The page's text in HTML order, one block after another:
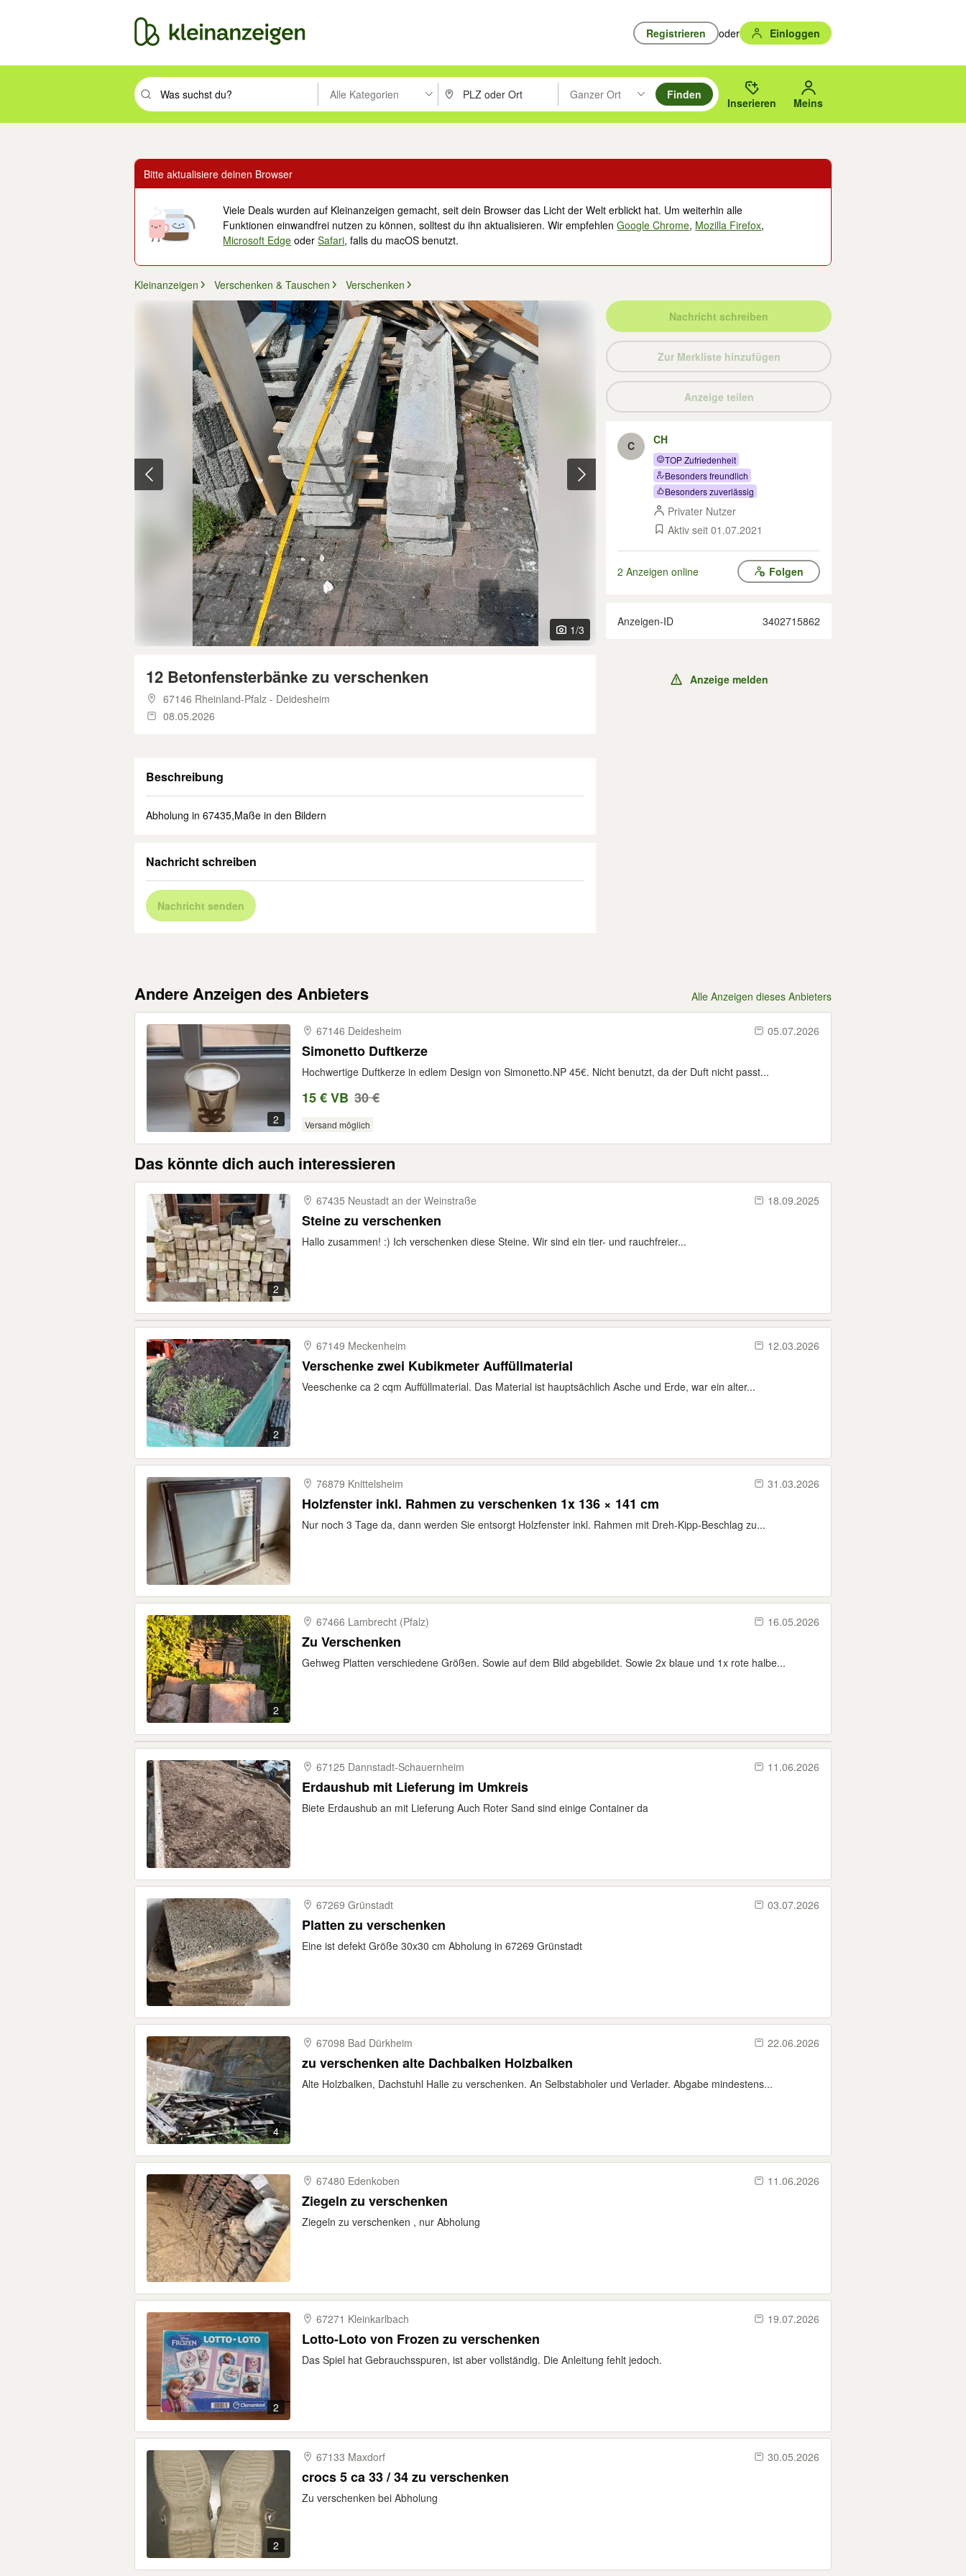
Registrieren oder Einloggen
Suchbegriff eingeben. Eingabetaste drücken um zu suchen, oder Vorschläge mit den Pfeiltasten nach oben/unten durchsuchen und mit Eingabetaste auswählen.
Alle Kategorien PLZ oder Ort eingeben. Eingabetaste drücken um zu suchen, oder Vorschläge mit den Pfeiltasten nach oben/
Ganzer Ort
Suche im Umkreis des gewählten Orts oder PLZ.
Finden
Inserieren Meins
Bitte aktualisiere deinen Browser
Viele Deals wurden auf Kleinanzeigen gemacht, seit dein Browser das Licht der Welt erblickt hat. Um weiterhin alle
Funktionen einwandfrei nutzen zu können, solltest du ihn aktualisieren. Wir empfehlenGoogle Chrome, Mozilla Firefox,
Microsoft Edge oderSafari, falls du macOS benutzt.
Kleinanzeigen Verschenken & Tauschen Verschenken
1/3
12 Betonfensterbänke zu verschenken
67146 Rheinland-Pfalz - Deidesheim
08.05.2026
Beschreibung
Abholung in 67435,Maße in den Bildern
Nachricht schreiben
Nachricht senden
Nachricht schreiben
Zur Merkliste hinzufügen
Anzeige teilen
C CH
TOP Zufriedenheit
Besonders freundlich
Besonders zuverlässig
Privater Nutzer
Aktiv seit 01.07.2021
2 Anzeigen online Folgen
Anzeigen-ID 3402715862
Anzeige melden
Andere Anzeigen des Anbieters Alle Anzeigen dieses Anbieters
2
67146 Deidesheim 05.07.2026
Simonetto Duftkerze
Hochwertige Duftkerze in edlem Design von Simonetto.NP 45€. Nicht benutzt, da der Duft nicht passt...
15 € VB 30 €
Versand möglich
Das könnte dich auch interessieren
2
67435 Neustadt an der Weinstraße 18.09.2025
Steine zu verschenken
Hallo zusammen! :) Ich verschenken diese Steine. Wir sind ein tier- und rauchfreier...
2
67149 Meckenheim 12.03.2026
Verschenke zwei Kubikmeter Auffüllmaterial
Veeschenke ca 2 cqm Auffüllmaterial. Das Material ist hauptsächlich Asche und Erde, war ein alter...
76879 Knittelsheim 31.03.2026
Holzfenster inkl. Rahmen zu verschenken 1x 136 × 141 cm
Nur noch 3 Tage da, dann werden Sie entsorgt Holzfenster inkl. Rahmen mit Dreh-Kipp-Beschlag zu...
2
67466 Lambrecht (Pfalz) 16.05.2026
Zu Verschenken
Gehweg Platten verschiedene Größen. Sowie auf dem Bild abgebildet. Sowie 2x blaue und 1x rote halbe...
67125 Dannstadt-​Schauernheim 11.06.2026
Erdaushub mit Lieferung im Umkreis
Biete Erdaushub an mit Lieferung Auch Roter Sand sind einige Container da
67269 Grünstadt 03.07.2026
Platten zu verschenken
Eine ist defekt Größe 30x30 cm Abholung in 67269 Grünstadt
4
67098 Bad Dürkheim 22.06.2026
zu verschenken alte Dachbalken Holzbalken
Alte Holzbalken, Dachstuhl Halle zu verschenken. An Selbstabholer und Verlader. Abgabe mindestens...
67480 Edenkoben 11.06.2026
Ziegeln zu verschenken
Ziegeln zu verschenken , nur Abholung
2
67271 Kleinkarlbach 19.07.2026
Lotto-Loto von Frozen zu verschenken
Das Spiel hat Gebrauchsspuren, ist aber vollständig. Die Anleitung fehlt jedoch.
2
67133 Maxdorf 30.05.2026
crocs 5 ca 33 / 34 zu verschenken
Zu verschenken bei Abholung